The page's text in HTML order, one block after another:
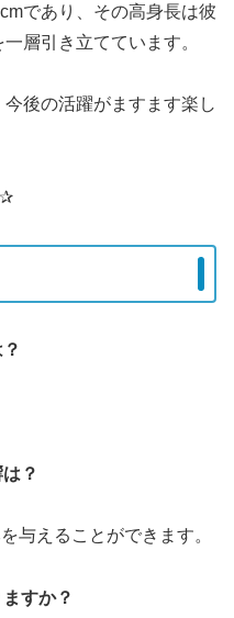
であり、その高身長は彼
層引き立てています。
後の活躍がますます楽し
？
与えることができます。
すか？